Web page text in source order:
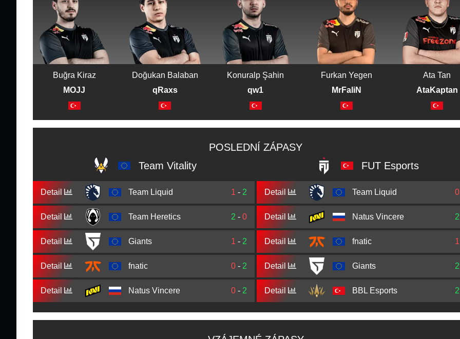
Buğra Kiraz
MOJJ
Doğukan Balaban
qRaxs
Konuralp Şahin
qw1
Furkan Yegen
MrFaliN
Ata Tan
AtaKaptan
POSLEDNÍ ZÁPASY
Team Vitality
FUT Esports
Detail Team Liquid 1 - 2
Detail Team Heretics 2 - 0
Detail Giants 1 - 2
Detail fnatic 0 - 2
Detail Natus Vincere 0 - 2
Detail Team Liquid 0
Detail Natus Vincere 2
Detail fnatic 1
Detail Giants 2
Detail BBL Esports 2